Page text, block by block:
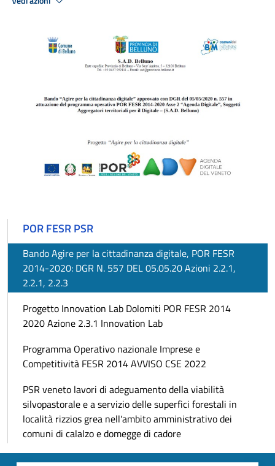
POR FESR PSR
Bando Agire per la cittadinanza digitale, POR FESR
2014-2020: DGR N. 557 DEL 05.05.20 Azioni 2.2.1,
2.2.1, 2.2.3
Progetto Innovation Lab Dolomiti POR FESR 2014
2020 Azione 2.3.1 Innovation Lab
Programma Operativo nazionale Imprese e
Competitività FESR 2014 AVVISO CSE 2022
PSR veneto lavori di adeguamento della viabilità
silvopastorale e a servizio delle superfici forestali in
località rizzios grea nell'ambito amministrativo dei
comuni di calalzo e domegge di cadore